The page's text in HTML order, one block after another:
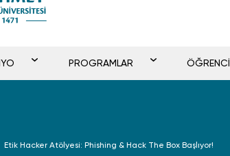
MYO PROGRAMLAR ÖĞRENCİ
Etik Hacker Atölyesi: Phishing & Hack The Box Başlıyor!